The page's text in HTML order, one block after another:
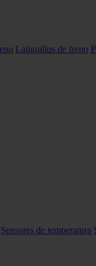
Latiguillos de freno
Sensores de temperatura